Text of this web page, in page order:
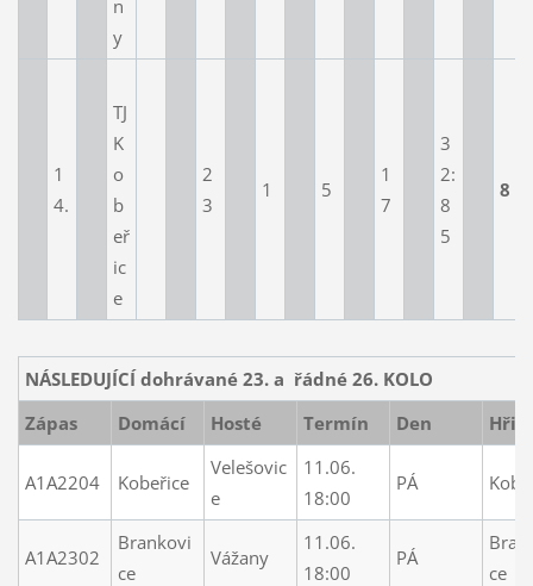
n
y
1
4.
TJ
K
o
b
eř
ic
e
2
3
1 5
1
7
3
2:
8
5
8
NÁSLEDUJÍCÍ dohrávané 23. a řádné 26. KOLO
Zápas
Domácí Hosté Termín Den
A1A2204 Kobeřice
Velešovic
e
11.06.
18:00
PÁ
A1A2302
Brankovi
ce
Vážany
11.06.
18:00
PÁ
ce